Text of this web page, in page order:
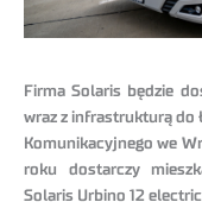
Firma Solaris będzie
wraz z infrastrukturą do
Komunikacyjnego we
roku dostarczy
Solaris Urbino 12